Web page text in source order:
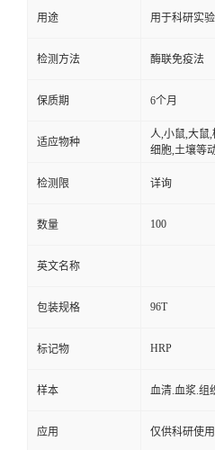
用途 用于科研实
检测方法 酶联免疫法
保质期 6个月
适应物种
人,小鼠,大鼠
细胞,土壤等
检测限 详询
数量 100
英文名称
包装规格 96T
标记物 HRP
样本 血清.血浆.组
应用 仅供科研使用